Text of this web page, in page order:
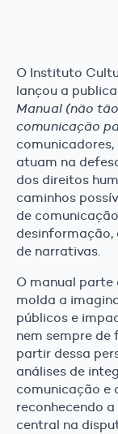
O Instituto
lançou a
Manual (não
comunicação
atuam na
dos direitos
caminhos
de
desinformação,
de narrativas.
O manual parte
molda a
públicos e
nem sempre de
partir dessa
análises de
comunicação e
reconhecendo
central na